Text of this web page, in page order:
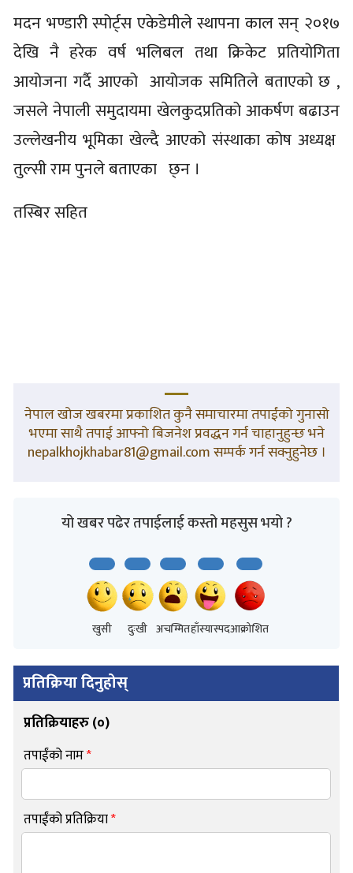
मदन भण्डारी स्पोर्ट्स एकेडेमीले स्थापना काल सन् २०१७
देखि नै हरेक वर्ष भलिबल तथा क्रिकेट प्रतियोगिता
आयोजना गर्दै आएको आयोजक समितिले बताएको छ ,
जसले नेपाली समुदायमा खेलकुदप्रतिको आकर्षण बढाउन
उल्लेखनीय भूमिका खेल्दै आएको संस्थाका कोष अध्यक्ष
तुल्सी राम पुनले बताएका छ्न ।
तस्बिर सहित
नेपाल खोज खबरमा प्रकाशित कुनै समाचारमा तपाईंको गुनासो
भएमा साथै तपाई आफ्नो बिजनेश प्रवद्धन गर्न चाहानुहुन्छ भने
nepalkhojkhabar81@gmail.com सम्पर्क गर्न सक्नुहुनेछ ।
यो खबर पढेर तपाईलाई कस्तो महसुस भयो ?
खुसी दुःखी अचम्मितहाँस्यास्पदआक्रोशित
प्रतिक्रिया दिनुहोस्
प्रतिक्रियाहरु (०)
तपाईंको नाम*
तपाईंको प्रतिक्रिया*